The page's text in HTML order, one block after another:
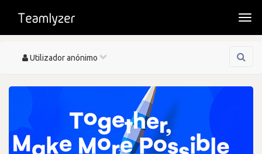
Toggle
Utilizador anónimo